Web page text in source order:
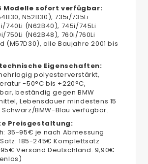
Modelle sofort verfügbar:
N52B30), 735i/735Li
740Li (N62B40), 745i/745Li
750Li (N62B48), 760i/760Li
(M57D30), alle Baujahre 2001 bis
Eigenschaften:
polyesterverstärkt,
-50°C bis +220°C,
beständig gegen BMW
Lebensdauer mindestens 15
Schwarz/BMW-Blau verfügbar.
Preisgestaltung:
35-95€ je nach Abmessung
185-245€ Komplettsatz
Versand Deutschland: 9,90€